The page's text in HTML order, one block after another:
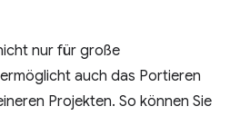
nur für große
auch das Portieren
Projekten. So können Sie